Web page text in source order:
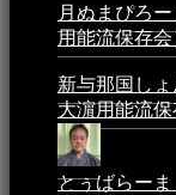
月ぬまぴろ
用能流保存会
新与那国し
大濵用能流
とぅばらー